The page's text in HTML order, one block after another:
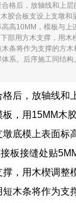
格后，放轴线和上
胶合板支设上支墩和
高高10MM，模板与
部用方木支撑，用木
条将作为支撑的方木
系。后序施工同结
格后，放轴线和
，用15MM木
底模上表面标
板接缝处贴
，用木楔调整
木条将作为支